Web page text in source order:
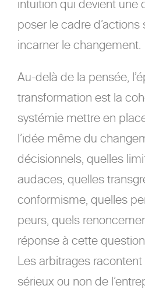
intuition qui devient une
poser le cadre d’actions
incarner le changement.
Au-delà de la pensée,
transformation est la
systémie mettre en
l’idée même du
décisionnels, quelles
audaces, quelles
conformisme, quelles
peurs, quels
réponse à cette
Les arbitrages
sérieux ou non de